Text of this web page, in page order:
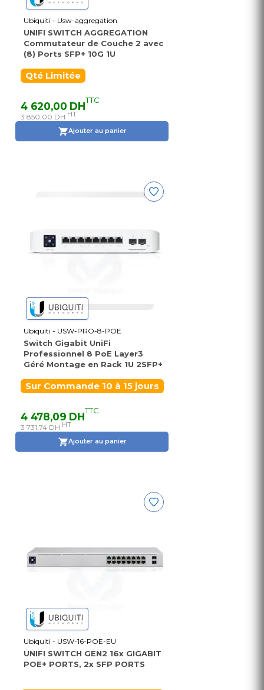
Ubiquiti - Usw-aggregation
UNIFI SWITCH AGGREGATION
Commutateur de Couche 2 avec
(8) Ports SFP+ 10G 1U
Qté Limitée
4 620,00 DHTTC
3 850,00 DH HT
Ajouter au panier
Ubiquiti - USW-PRO-8-POE
Switch Gigabit UniFi
Professionnel 8 PoE Layer3
Géré Montage en Rack 1U 2SFP+
Sur Commande 10 à 15 jours
4 478,09 DHTTC
3 731,74 DH HT
Ajouter au panier
Ubiquiti - USW-16-POE-EU
UNIFI SWITCH GEN2 16x GIGABIT
POE+ PORTS, 2x SFP PORTS